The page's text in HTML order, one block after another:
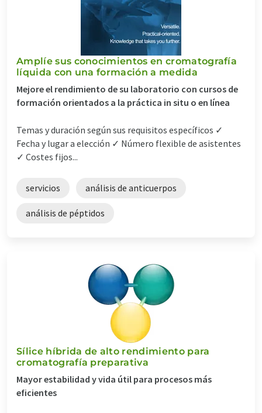
Amplíe sus conocimientos en cromatografía
líquida con una formación a medida
Mejore el rendimiento de su laboratorio con cursos de
formación orientados a la práctica in situ o en línea
Temas y duración según sus requisitos específicos ✓
Fecha y lugar a elección ✓ Número flexible de asistentes
✓ Costes fijos...
servicios análisis de anticuerpos
análisis de péptidos
Sílice híbrida de alto rendimiento para
cromatografía preparativa
Mayor estabilidad y vida útil para procesos más
eficientes